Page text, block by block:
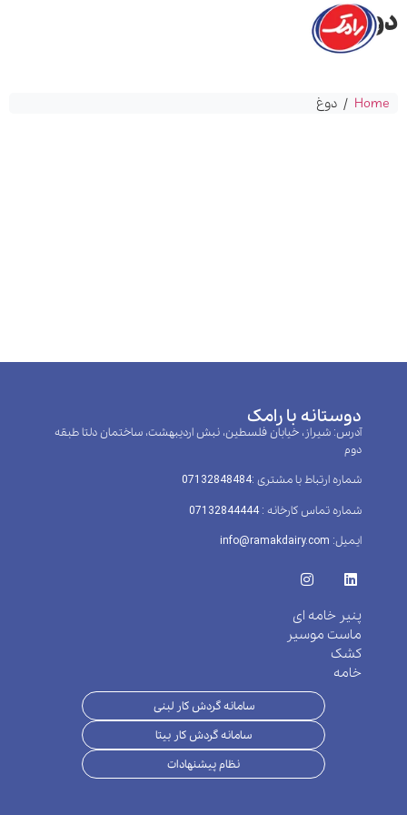
دوغ
Home / دوغ
دوستانه با رامک
آدرس: شیراز، خیابان فلسطین، نبش اردیبهشت، ساختمان دلتا طبقه
دوم
شماره ارتباط با مشتری :‌07132848484
شماره تماس کارخانه : 07132844444
ایمیل: info@ramakdairy.com
پنیر خامه ای
ماست موسیر
کشک
خامه
سامانه گردش کار لبنی
سامانه گردش کار بیتا
نظام پیشنهادات